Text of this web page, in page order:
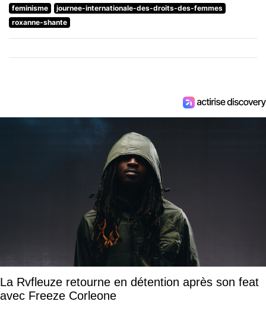
feminisme
journee-internationale-des-droits-des-femmes
roxanne-shante
La Rvfleuze retourne en détention après son feat
avec Freeze Corleone